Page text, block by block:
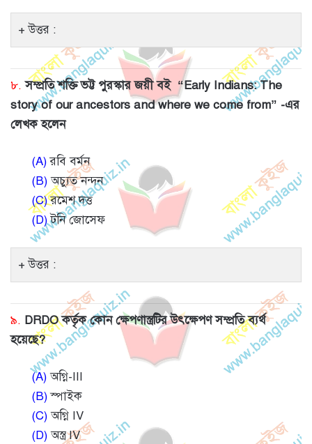
উত্তর :
৮. সম্প্রতি শক্তি ভট্ট পুরস্কার জয়ী বই “Early Indians: The
story of our ancestors and where we come from” -এর
লেখক হলেন
(A)রবি বর্মন
(B)অচ্যুত নন্দন
(C)রমেশ দত্ত
(D)টনি জোসেফ
উত্তর :
৯. DRDO কর্তৃক কোন ক্ষেপণাস্ত্রটির উৎক্ষেপণ সম্প্রতি ব্যর্থ
হয়েছে?
(A)অগ্নি-III
(B)স্পাইক
(C)অগ্নি IV
(D)অস্ত্র IV